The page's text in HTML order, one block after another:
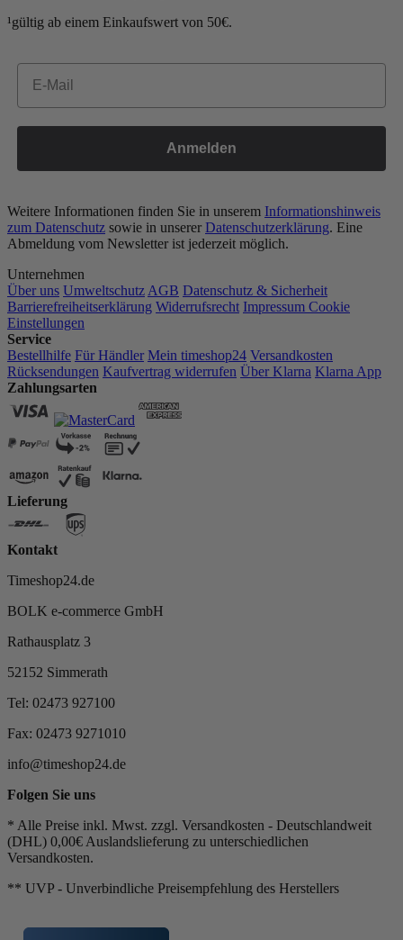
¹gültig ab einem Einkaufswert von 50€.
Email
Anmelden
Weitere Informationen finden Sie in unserem Informationshinweis
zum Datenschutz sowie in unserer Datenschutzerklärung. Eine
Abmeldung vom Newsletter ist jederzeit möglich.
Unternehmen
Über uns Umweltschutz AGB Datenschutz & Sicherheit
Barrierefreiheitserklärung Widerrufsrecht Impressum Cookie
Einstellungen
Service
Bestellhilfe Für Händler Mein timeshop24 Versandkosten
Rücksendungen Kaufvertrag widerrufen Über Klarna Klarna App
Zahlungsarten
Lieferung
Kontakt
Timeshop24.de
BOLK e-commerce GmbH
Rathausplatz 3
52152 Simmerath
Tel: 02473 927100
Fax: 02473 9271010
info@timeshop24.de
Folgen Sie uns
* Alle Preise inkl. Mwst. zzgl. Versandkosten - Deutschlandweit
(DHL) 0,00€ Auslandslieferung zu unterschiedlichen
Versandkosten.
** UVP - Unverbindliche Preisempfehlung des Herstellers